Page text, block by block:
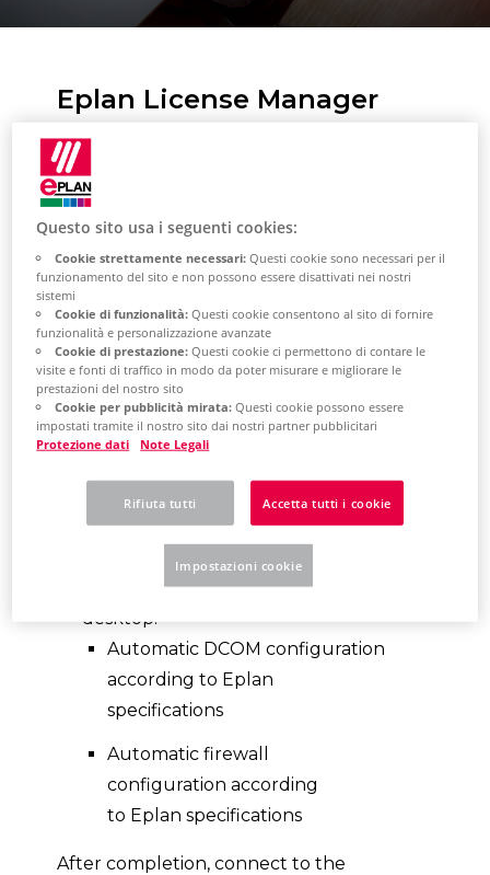
Eplan License Manager
General information
This template supports you in
creating an Eplan License Manager in
your Azure subscription.
You will receive the following
support:
A machine is created (DS2_v2)
The machine is added to the set
The Eplan license manager is
Two shortcuts are created on the
desktop:
Automatic DCOM configuration
according to Eplan
specifications
Automatic firewall
configuration according
to Eplan specifications
After completion, connect to the
Questo sito usa i seguenti cookies:
Cookie strettamente necessari:Questi cookie sono necessari per il
funzionamento del sito e non possono essere disattivati ​​nei nostri
sistemi
Cookie di funzionalità:Questi cookie consentono al sito di fornire
funzionalità e personalizzazione avanzate
Cookie di prestazione:Questi cookie ci permettono di contare le
visite e fonti di traffico in modo da poter misurare e migliorare le
prestazioni del nostro sito
Cookie per pubblicità mirata:Questi cookie possono essere
impostati tramite il nostro sito dai nostri partner pubblicitari
Protezione dati
Note Legali
Rifiuta tutti Accetta tutti i cookie
Impostazioni cookie